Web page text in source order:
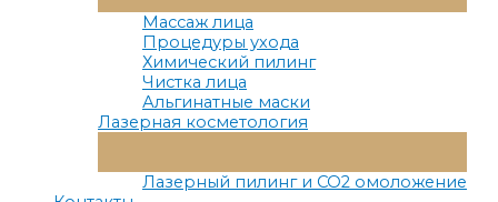
Меню
Массаж лица
Процедуры ухода
Химический пилинг
Чистка лица
Альгинатные маски
Лазерная косметология
Меню
Лазерный пилинг и СО2 омоложение